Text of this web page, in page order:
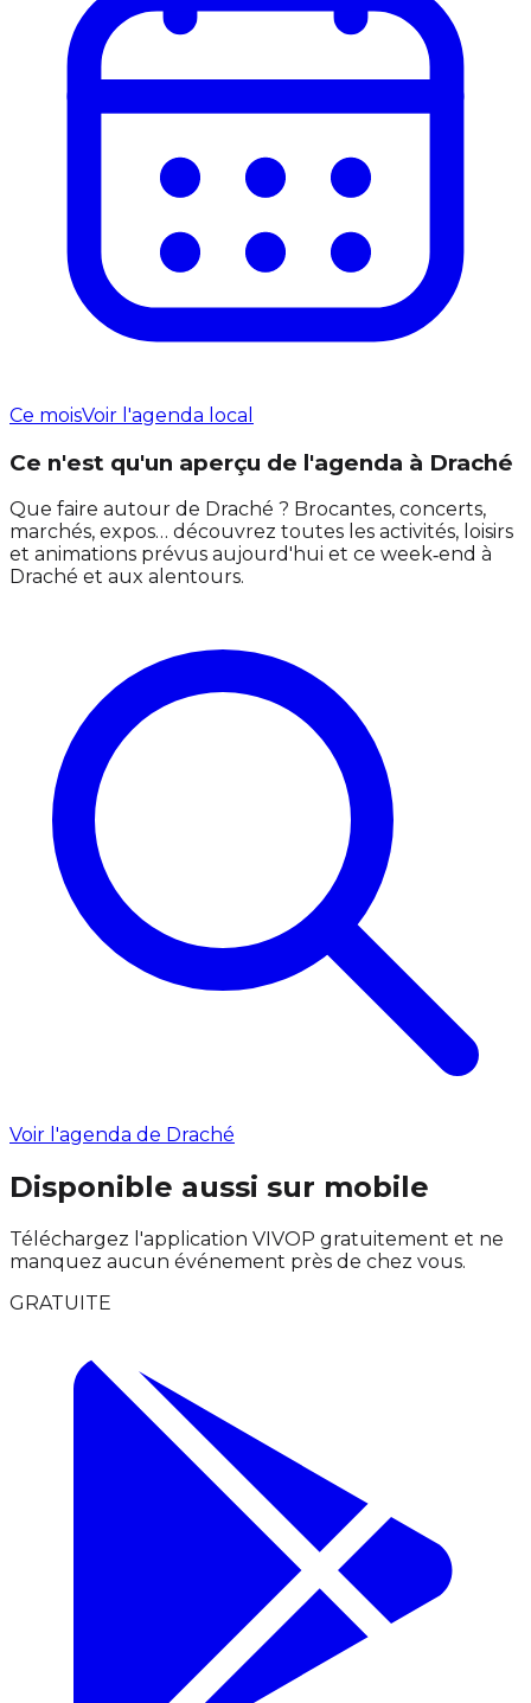
Ce moisVoir l'agenda local
Ce n'est qu'un aperçu de l'agenda à Draché
Que faire autour de Draché ? Brocantes, concerts,
marchés, expos… découvrez toutes les activités, loisirs
et animations prévus aujourd'hui et ce week‑end à
Draché et aux alentours.
Voir l'agenda de Draché
Disponible aussi sur mobile
Téléchargez l'application VIVOP gratuitement et ne
manquez aucun événement près de chez vous.
GRATUITE